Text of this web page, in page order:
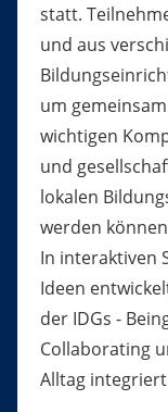
statt.
und aus
um
wichtigen
und
lokalen
werden
In interaktiven
Ideen
der IDGs -
Collaborating
Alltag